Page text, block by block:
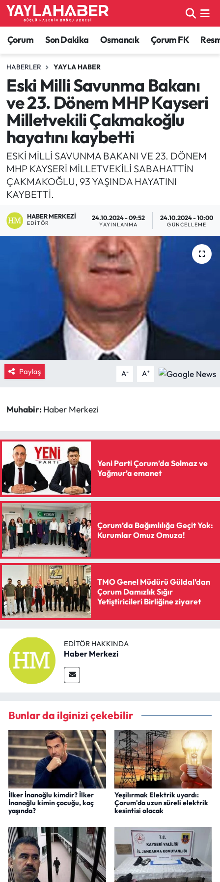
Çorum Son Dakika Osmancık Çorum FK
HABERLER YAYLA HABER
Eski Milli Savunma Bakanı
ve 23. Dönem MHP Kayseri
Milletvekili Çakmakoğlu
hayatını kaybetti
ESKİ MİLLİ SAVUNMA BAKANI VE 23. DÖNEM
MHP KAYSERİ MİLLETVEKİLİ SABAHATTİN
ÇAKMAKOĞLU, 93 YAŞINDA HAYATINI
KAYBETTİ.
HABER MERKEZI
EDITÖR
24.10.2024 - 09:52
YAYINLANMA
24.10.2024 - 10:00
GÜNCELLEME
Paylaş A- A+
Muhabir: Haber Merkezi
Yeni Parti Çorum’da Solmaz ve
Yağmur’a emanet
Çorum’da Bağımlılığa Geçit Yok:
Kurumlar Omuz Omuza!
TMO Genel Müdürü Güldal’dan
Çorum Damızlık Sığır
Yetiştiricileri Birliğine ziyaret
EDITÖR HAKKINDA
Haber Merkezi
Bunlar da ilginizi çekebilir
İlker İnanoğlu kimdir? İlker
İnanoğlu kimin çocuğu, kaç
yaşında?
Yeşilırmak Elektrik uyardı:
Çorum'da uzun süreli elektrik
kesintisi olacak
Alaca Haberleri
Bayat Haberleri
Bilgi - Keşfet Haberleri
Bilim ve Teknoloji
Boğazkale Haberleri
Çorum Haberleri
Çorum Son Dakika Haberleri
Dodurga Haberleri
Eğitim
Ekonomi
İskilip Haberleri
Kargı Haberleri
Kimdir?
Laçin Haberleri
Magazin
Mecitözü Haberleri
Oğuzlar Haberleri
Ortaköy Haberleri
Osmancık Haberleri
Otomotiv
Resmi İlan
Resmi Reklam
Sağlık
Siyaset
Sungurlu Haberleri
Turizm
Uğurludağ Haberleri
Yaşam
Yayla Haber
Yemek Tarifleri
Yerel Haberler
Çorum Nöbetçi Eczaneler
Çorum Hava Durumu
Çorum Namaz Vakitleri
Çorum Trafik Yoğunluk Haritası
TFF 1.Lig Puan Durumu ve Fikstür
Tüm Manşetler
Son Dakika Haberleri
Haber Arşivi